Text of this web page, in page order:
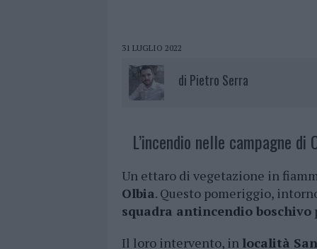
31 LUGLIO 2022
di Pietro Serra
L’incendio nelle campagne di
Un ettaro di vegetazione in
Olbia. Questo pomeriggio,
squadra antincendio boschivo
Il loro intervento, in località